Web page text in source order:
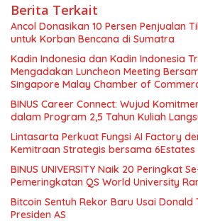
Berita Terkait
Ancol Donasikan 10 Persen Penjualan
untuk Korban Bencana di Sumatra
Kadin Indonesia dan Kadin Indonesia
Mengadakan Luncheon Meeting
Singapore Malay Chamber of
BINUS Career Connect: Wujud Komitmen
dalam Program 2,5 Tahun Kuliah
Lintasarta Perkuat Fungsi AI Factory
Kemitraan Strategis bersama 6Estates
BINUS UNIVERSITY Naik 20 Peringkat
Pemeringkatan QS World University
Bitcoin Sentuh Rekor Baru Usai Donald
Presiden AS